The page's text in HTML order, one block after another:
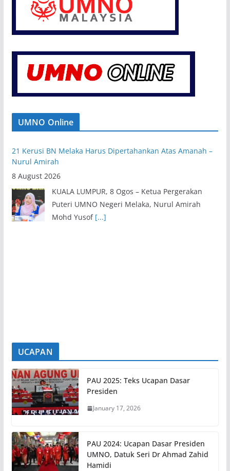
UMNO Online
Nurul Amirah
Puteri UMNO Negeri Melaka, Nurul Amirah
UCAPAN
PAU 2025: Teks Ucapan Dasar
Presiden
January 17, 2026
PAU 2024: Ucapan Dasar Presiden
UMNO, Datuk Seri Dr Ahmad Zahid
Hamidi